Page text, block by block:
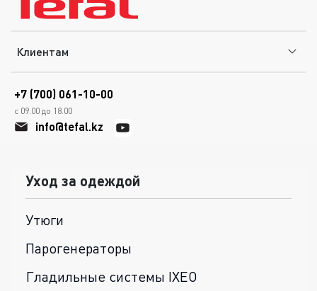
Клиентам
+7 (700) 061-10-00
с 09.00 до 18.00
info@tefal.kz
Уход за одеждой
Утюги
Парогенераторы
Гладильные системы IXEO